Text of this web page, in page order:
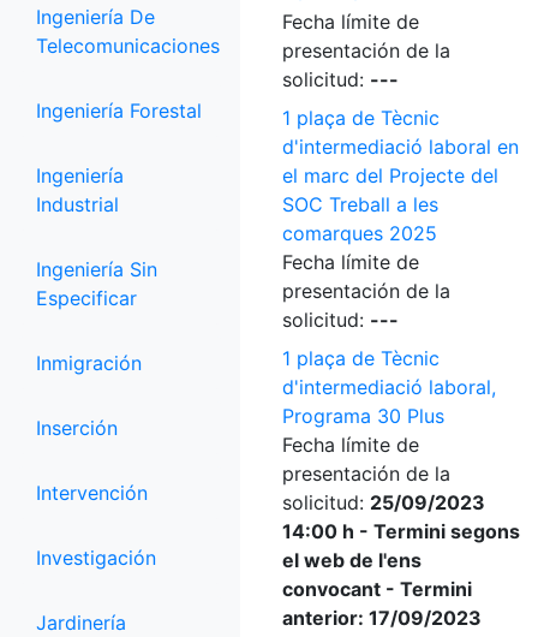
Ingeniería De
Telecomunicaciones
Ingeniería Forestal
Ingeniería
Industrial
Ingeniería Sin
Especificar
Inmigración
Inserción
Intervención
Investigación
Jardinería
Fecha límite de
presentación de la
solicitud: ---
1 plaça de Tècnic
d'intermediació laboral en
el marc del Projecte del
SOC Treball a les
comarques 2025
Fecha límite de
presentación de la
solicitud: ---
1 plaça de Tècnic
d'intermediació laboral,
Programa 30 Plus
Fecha límite de
presentación de la
solicitud: 25/09/2023
14:00 h - Termini segons
el web de l'ens
convocant - Termini
anterior: 17/09/2023